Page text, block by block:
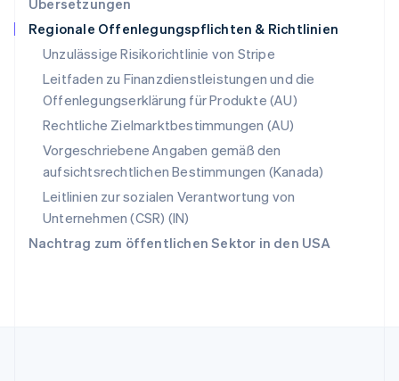
Übersetzungen
Regionale Offenlegungspflichten & Richtlinien
Unzulässige Risikorichtlinie von Stripe
Leitfaden zu Finanzdienstleistungen und die
Offenlegungserklärung für Produkte (AU)
Rechtliche Zielmarktbestimmungen (AU)
Vorgeschriebene Angaben gemäß den
aufsichtsrechtlichen Bestimmungen (Kanada)
Leitlinien zur sozialen Verantwortung von
Unternehmen (CSR) (IN)
Nachtrag zum öffentlichen Sektor in den USA
English
Slowenien
English Italiano
Sonderverwaltungsregion Hongkong,
China
English简体中文
Spanien
Thailand
ไทยEnglish
Tschechische Republik
English
English